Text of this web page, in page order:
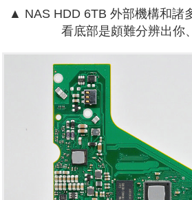
▲ NAS HDD 6TB 外部機構和諸
看底部是頗難分辨出你